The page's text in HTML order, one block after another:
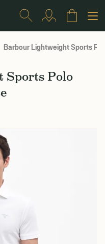
Barbour Lightweight Sports
Sports Polo